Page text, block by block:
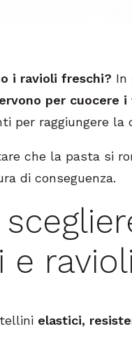
i ravioli freschi? In
per cuocere
per raggiungere la
che la pasta si
di conseguenza.
elastici,